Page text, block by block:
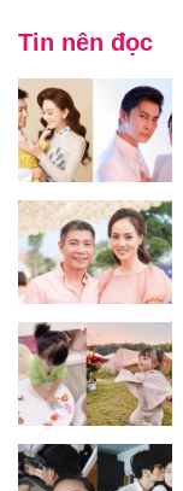
Tin nên đọc